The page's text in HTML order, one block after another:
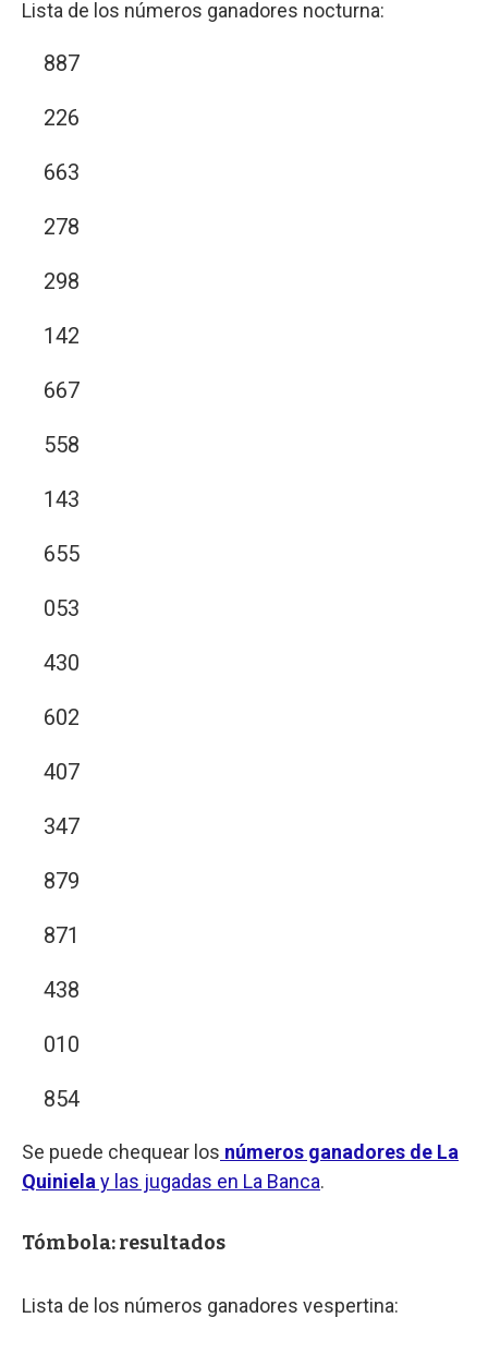
Lista de los números ganadores nocturna:
887
226
663
278
298
142
667
558
143
655
053
430
602
407
347
879
871
438
010
854
Se puede chequear los números ganadores de La
Quiniela y las jugadas en La Banca.
Tómbola: resultados
Lista de los números ganadores vespertina: